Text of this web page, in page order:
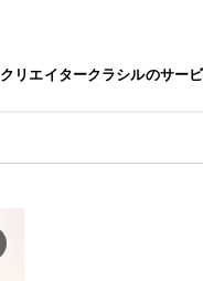
クリエイタークラシルのサー